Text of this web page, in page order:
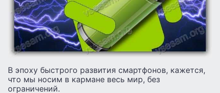
В эпоху быстрого развития смартфонов, кажется,
что мы носим в кармане весь мир, без
ограничений.